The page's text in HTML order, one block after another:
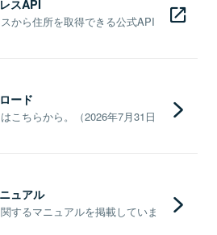
スAPI
から住所を取得できる公式API
ード
こちらから。（2026年7月31日
ュアル
するマニュアルを掲載していま